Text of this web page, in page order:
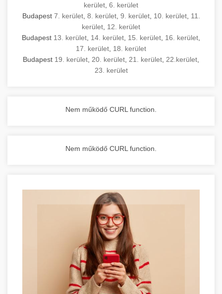
kerület 6. kerület
Budapest 7. kerület, 8. kerület, 9. kerület, 10. kerület, 11.
kerület 12. kerület
Budapest 13. kerület 14. kerület 15. kerület 16. kerület
17. kerület 18. kerület
Budapest 19. kerület 20. kerület 21. kerület 22.kerület
23. kerület
Nem működő CURL function.
Nem működő CURL function.